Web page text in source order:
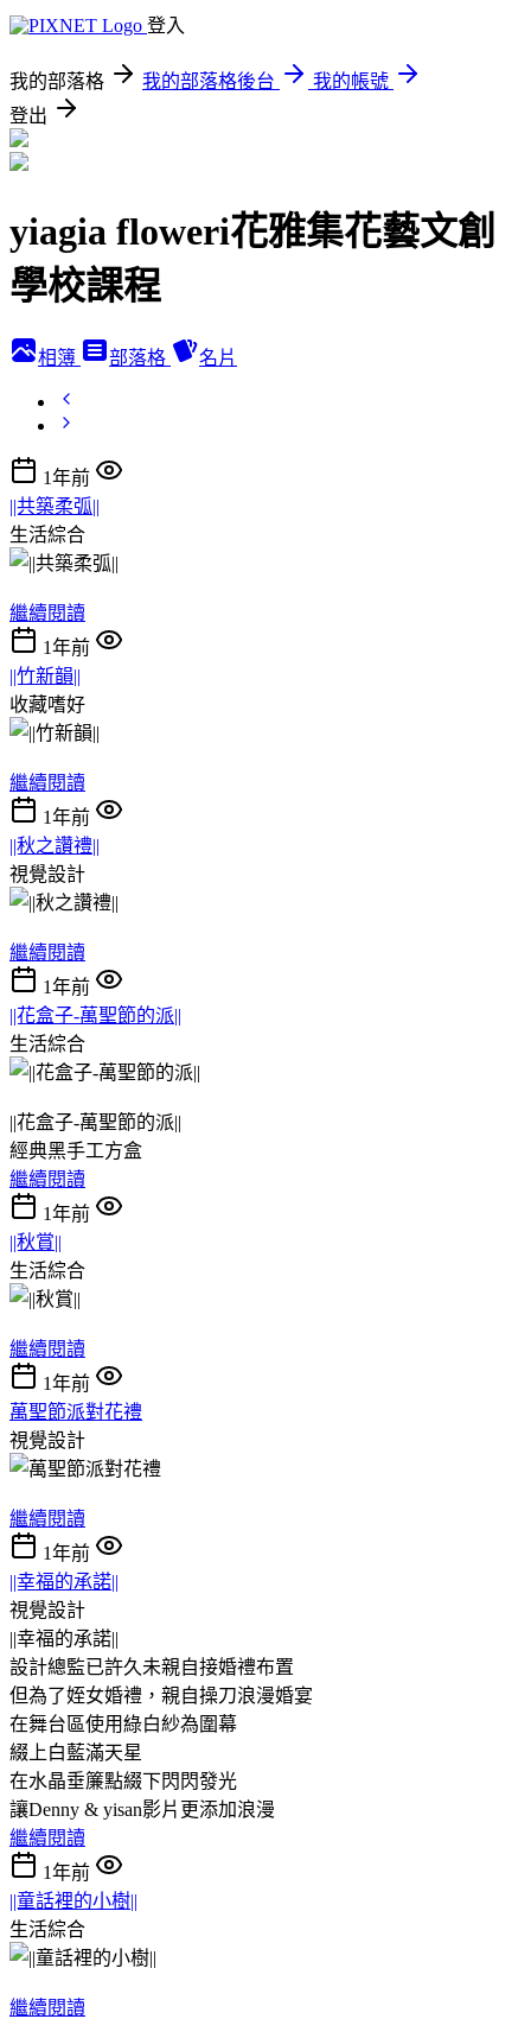
登入
我的部落格 我的部落格後台
我的帳號
登出
yiagia floweri花雅集花藝文創
學校課程
相簿 部落格 名片
1年前
||共築柔弧||
生活綜合
繼續閱讀
1年前
||竹新韻||
收藏嗜好
繼續閱讀
1年前
||秋之讚禮||
視覺設計
繼續閱讀
1年前
||花盒子-萬聖節的派||
生活綜合
||花盒子-萬聖節的派||
經典黑手工方盒
繼續閱讀
1年前
||秋賞||
生活綜合
繼續閱讀
1年前
萬聖節派對花禮
視覺設計
繼續閱讀
1年前
||幸福的承諾||
視覺設計
||幸福的承諾||
設計總監已許久未親自接婚禮布置
但為了姪女婚禮，親自操刀浪漫婚宴
在舞台區使用綠白紗為圍幕
綴上白藍滿天星
在水晶垂簾點綴下閃閃發光
讓Denny & yisan影片更添加浪漫
繼續閱讀
1年前
||童話裡的小樹||
生活綜合
繼續閱讀